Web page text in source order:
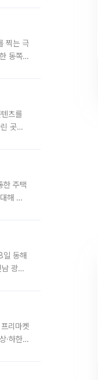
찍는 극
동쪽
츠를
곳은
한 주택
해 정
동해
광양
리마켓
·하한